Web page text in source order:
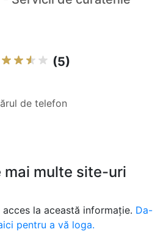
(5)
de telefon
mai multe site-uri
la această informație. Da-
pentru a vă loga.